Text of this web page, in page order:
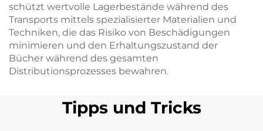
schützt wertvolle Lagerbestände während des
Transports mittels spezialisierter Materialien und
Techniken, die das Risiko von Beschädigungen
minimieren und den Erhaltungszustand der
Bücher während des gesamten
Distributionsprozesses bewahren.
Tipps und Tricks